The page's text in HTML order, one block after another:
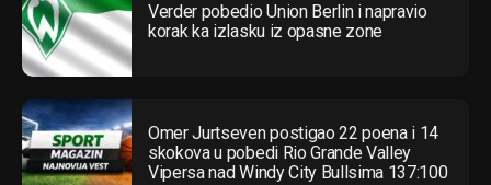
Verder pobedio Union Berlin i napravio
korak ka izlasku iz opasne zone
Omer Jurtseven postigao 22 poena i 14
skokova u pobedi Rio Grande Valley
Vipersa nad Windy City Bullsima 137:100